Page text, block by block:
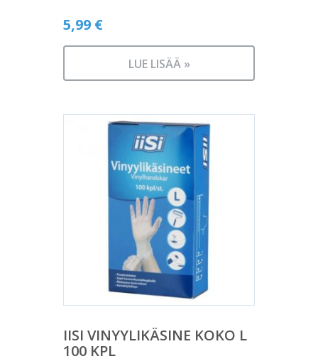
5,99 €
LUE LISÄÄ »
IISI VINYYLIKÄSINE KOKO L
100 KPL